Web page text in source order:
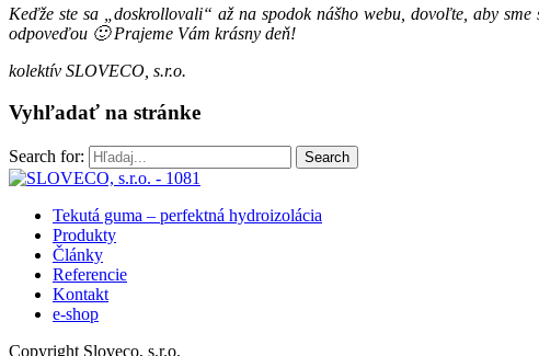
Keďže ste sa „doskrollovali“ až na spodok nášho webu, dovoľte, aby
odpoveďou 🙂Prajeme Vám krásny deň!
kolektív SLOVECO, s.r.o.
Vyhľadať na stránke
Search for:
Tekutá guma – perfektná hydroizolácia
Produkty
Články
Referencie
Kontakt
e-shop
Copyright Sloveco, s.r.o.